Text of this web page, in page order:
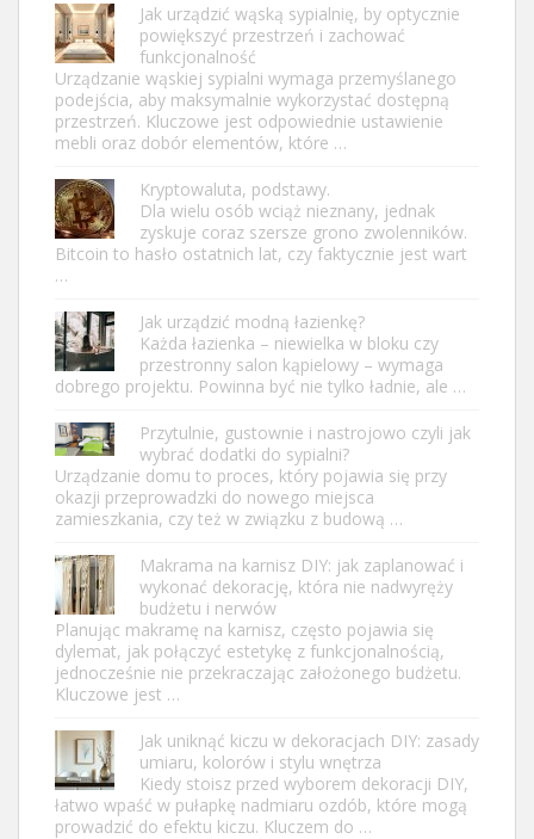
Jak urządzić wąską sypialnię, by optycznie
powiększyć przestrzeń i zachować
funkcjonalność
Urządzanie wąskiej sypialni wymaga przemyślanego
podejścia, aby maksymalnie wykorzystać dostępną
przestrzeń. Kluczowe jest odpowiednie ustawienie
mebli oraz dobór elementów, które …
Kryptowaluta, podstawy.
Dla wielu osób wciąż nieznany, jednak
zyskuje coraz szersze grono zwolenników.
Bitcoin to hasło ostatnich lat, czy faktycznie jest wart
…
Jak urządzić modną łazienkę?
Każda łazienka – niewielka w bloku czy
przestronny salon kąpielowy – wymaga
dobrego projektu. Powinna być nie tylko ładnie, ale …
Przytulnie, gustownie i nastrojowo czyli jak
wybrać dodatki do sypialni?
Urządzanie domu to proces, który pojawia się przy
okazji przeprowadzki do nowego miejsca
zamieszkania, czy też w związku z budową …
Makrama na karnisz DIY: jak zaplanować i
wykonać dekorację, która nie nadwyręży
budżetu i nerwów
Planując makramę na karnisz, często pojawia się
dylemat, jak połączyć estetykę z funkcjonalnością,
jednocześnie nie przekraczając założonego budżetu.
Kluczowe jest …
Jak uniknąć kiczu w dekoracjach DIY: zasady
umiaru, kolorów i stylu wnętrza
Kiedy stoisz przed wyborem dekoracji DIY,
łatwo wpaść w pułapkę nadmiaru ozdób, które mogą
prowadzić do efektu kiczu. Kluczem do …